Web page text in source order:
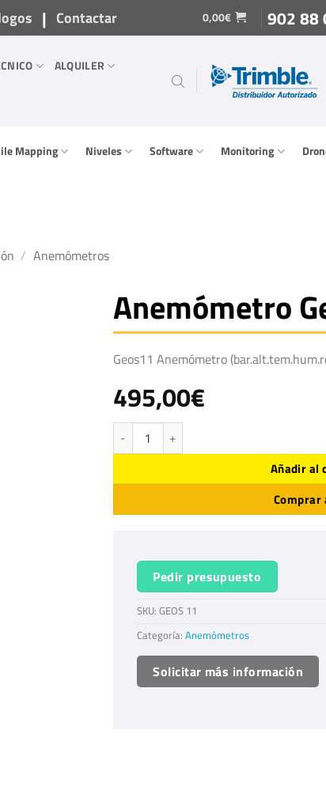
| Contactar 0,00€ 902 88
ALQUILER
Mapping Niveles Software Monitoring
/ Anemómetros
Anemómetro
Geos11 Anemómetro
495,00€
Anemómetro Geos11 cantidad
Añadir al
Comprar
Pedir presupuesto
SKU: GEOS 11
Categoría: Anemómetros
Solicitar más información